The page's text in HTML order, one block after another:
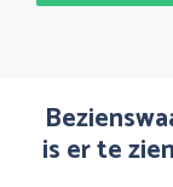
is er te